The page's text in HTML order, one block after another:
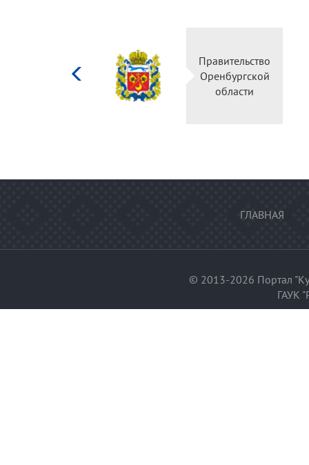
Министерство
культуры
Российской
федерации
ГЛАВНАЯ
© 2013-2026 Портал
ГАУК